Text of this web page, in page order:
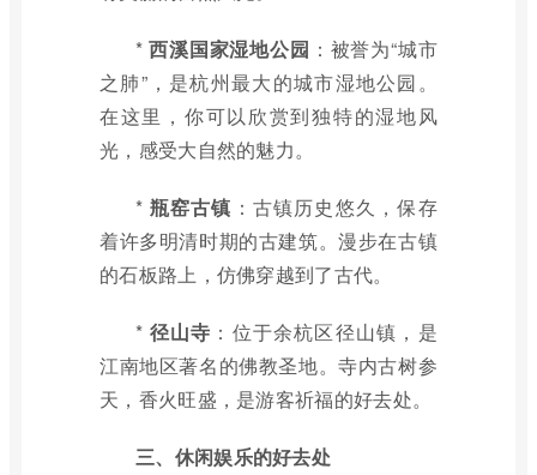
*西溪国家湿地公园 ：被誉为“城市
之肺”，是杭州最大的城市湿地公园。
在这里，你可以欣赏到独特的湿地风
光，感受大自然的魅力。
* 瓶窑古镇 ：古镇历史悠久，保存
着许多明清时期的古建筑。漫步在古镇
的石板路上，仿佛穿越到了古代。
* 径山寺 ：位于余杭区径山镇，是
江南地区著名的佛教圣地。寺内古树参
天，香火旺盛，是游客祈福的好去处。
三、休闲娱乐的好去处